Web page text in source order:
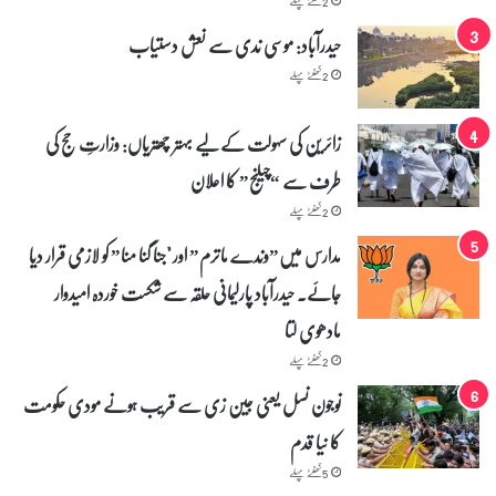
حیدرآباد: موسی ندی سے نعش دستیاب
2 گھنٹے پہلے
زائرین کی سہولت کے لیے بہتر چھتریاں: وزارتِ حج کی
طرف سے “چیلنج” کا اعلان
2 گھنٹے پہلے
مدارس میں”وندے ماترم” اور "جنا گنا منا” کو لازمی قرار دیا
جائے۔ حیدرآباد پارلیمانی حلقہ سے شکست خوردہ امیدوار
مادھوی لتا
2 گھنٹے پہلے
نوجون نسل یعنی جین زی سے قریب ہونے مودی حکومت
کا نیا قدم
5 گھنٹے پہلے